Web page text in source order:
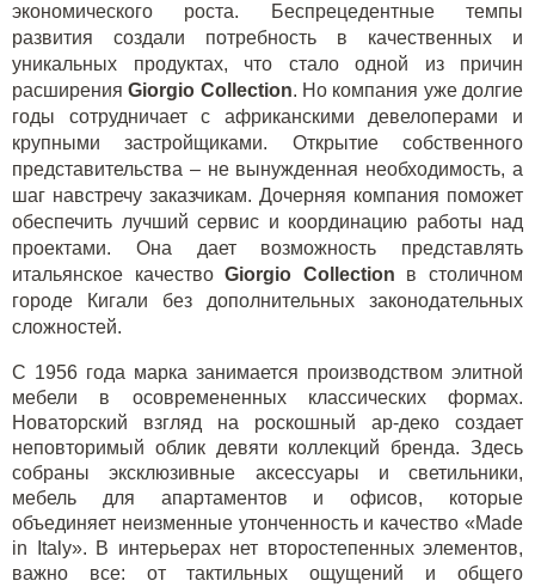
экономического роста. Беспрецедентные темпы
развития создали потребность в качественных и
уникальных продуктах, что стало одной из причин
расширенияGiorgio Collection. Но компания уже долгие
годы сотрудничает с африканскими девелоперами и
крупными застройщиками. Открытие собственного
представительства – не вынужденная необходимость, а
шаг навстречу заказчикам. Дочерняя компания поможет
обеспечить лучший сервис и координацию работы над
проектами. Она дает возможность представлять
итальянское качествоGiorgio Collection в столичном
городе Кигали без дополнительных законодательных
сложностей.
С 1956 года марка занимается производством элитной
мебели в осовремененных классических формах.
Новаторский взгляд на роскошный ар-деко создает
неповторимый облик девяти коллекций бренда. Здесь
собраны эксклюзивные аксессуары и светильники,
мебель для апартаментов и офисов, которые
объединяет неизменные утонченность и качество «Made
in
Italy». В интерьерах нет второстепенных элементов,
важно все: от тактильных ощущений и общего